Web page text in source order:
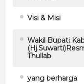
Visi & Misi
Wakil Bupati
Thullab
yang berharga